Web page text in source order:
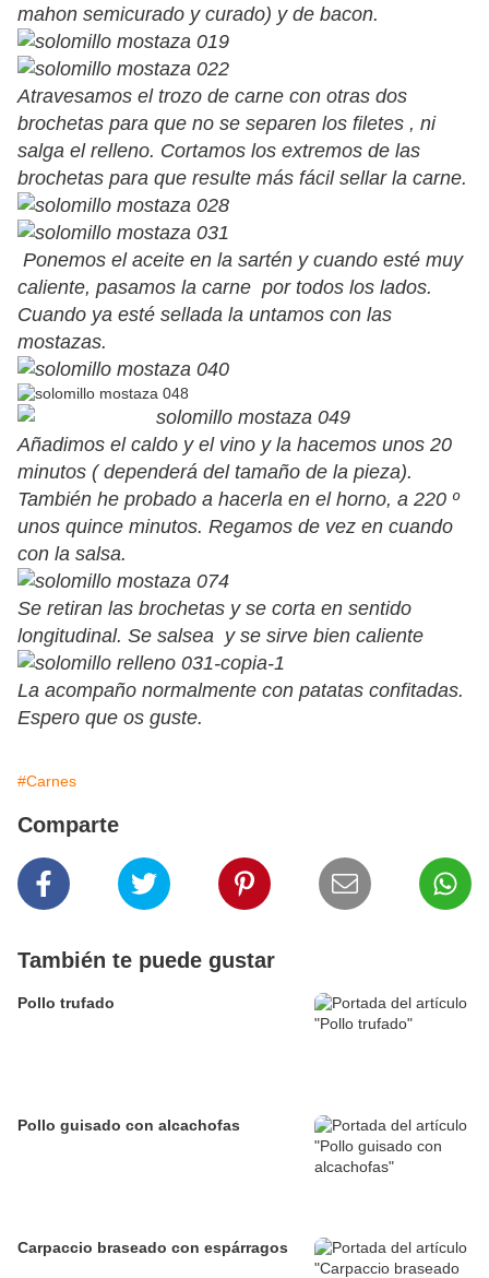
mahon semicurado y curado) y de bacon.
Atravesamos el trozo de carne con otras dos
brochetas para que no se separen los filetes , ni
salga el relleno. Cortamos los extremos de las
brochetas para que resulte más fácil sellar la carne.
Ponemos el aceite en la sartén y cuando esté muy
caliente, pasamos la carne por todos los lados.
Cuando ya esté sellada la untamos con las
mostazas.
Añadimos el caldo y el vino y la hacemos unos 20
minutos ( dependerá del tamaño de la pieza).
También he probado a hacerla en el horno, a 220 º
unos quince minutos. Regamos de vez en cuando
con la salsa.
Se retiran las brochetas y se corta en sentido
longitudinal. Se salsea y se sirve bien caliente
La acompaño normalmente con patatas confitadas.
Espero que os guste.
#Carnes
Comparte
También te puede gustar
Pollo trufado
Pollo guisado con alcachofas
Carpaccio braseado con espárragos